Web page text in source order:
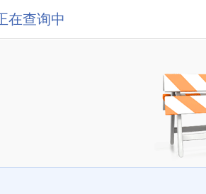
在查询中